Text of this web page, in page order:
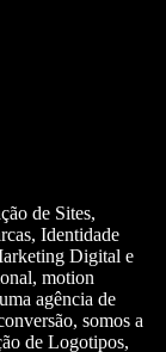
de Sites,
Identidade
Digital e
motion
agência de
somos a
de Logotipos,